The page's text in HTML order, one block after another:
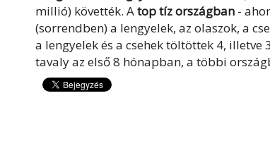
millió) követték. Atop tíz országban -
(sorrendben) a lengyelek, az olaszok, a
a lengyelek és a csehek töltöttek 4,
tavaly az első 8 hónapban, a többi